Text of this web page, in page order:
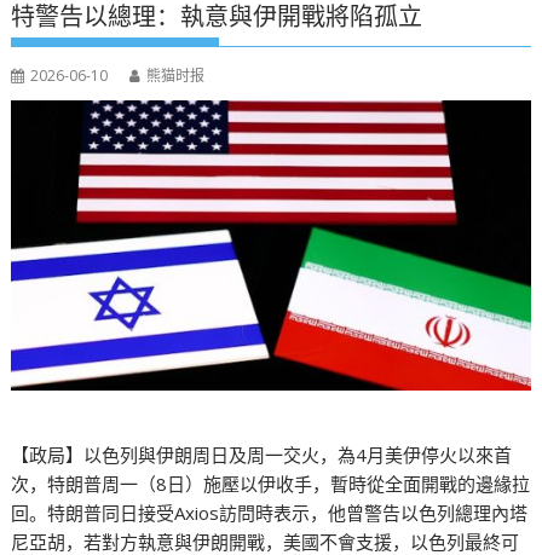
特警告以總理：執意與伊開戰將陷孤立
2026-06-10 熊猫时报
【政局】以色列與伊朗周日及周一交火，為4月美伊停火以來首
次，特朗普周一（8日）施壓以伊收手，暫時從全面開戰的邊緣拉
回。特朗普同日接受Axios訪問時表示，他曾警告以色列總理內塔
尼亞胡，若對方執意與伊朗開戰，美國不會支援，以色列最終可